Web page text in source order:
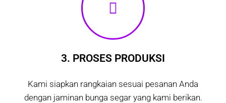
3. PROSES PRODUKSI
Kami siapkan rangkaian sesuai pesanan Anda
dengan jaminan bunga segar yang kami berikan.